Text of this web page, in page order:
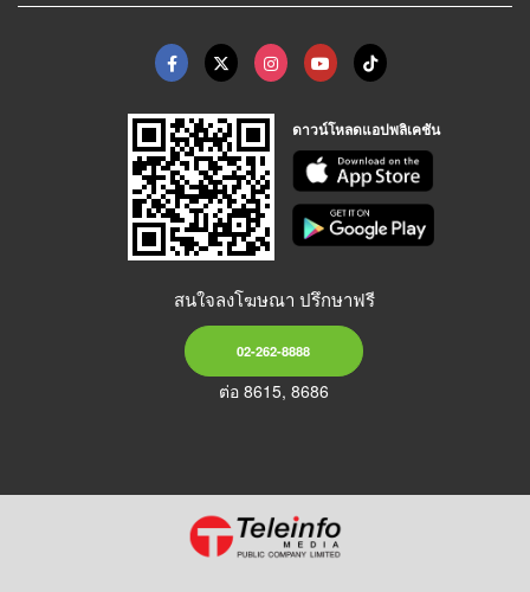
ดาวน์โหลดแอปพลิเคชัน
สนใจลงโฆษณา ปรึกษาฟรี
02-262-8888
ต่อ 8615, 8686